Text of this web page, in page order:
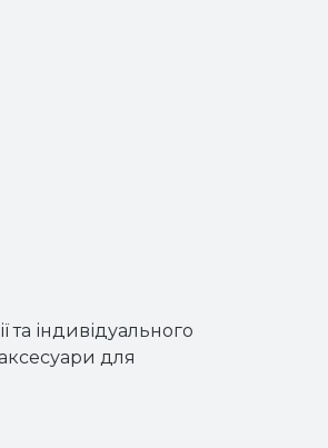
індивідуального
для